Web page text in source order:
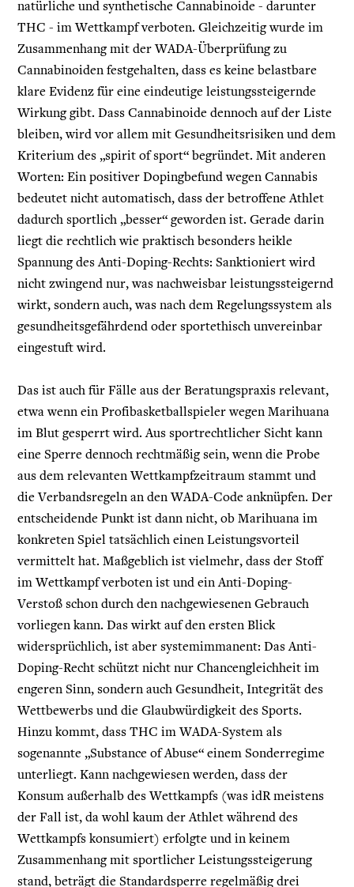
natürliche und synthetische Cannabinoide - darunter
THC - im Wettkampf verboten. Gleichzeitig wurde im
Zusammenhang mit der WADA-Überprüfung zu
Cannabinoiden festgehalten, dass es keine belastbare
klare Evidenz für eine eindeutige leistungssteigernde
Wirkung gibt. Dass Cannabinoide dennoch auf der Liste
bleiben, wird vor allem mit Gesundheitsrisiken und dem
Kriterium des „spirit of sport“ begründet. Mit anderen
Worten: Ein positiver Dopingbefund wegen Cannabis
bedeutet nicht automatisch, dass der betroffene Athlet
dadurch sportlich „besser“ geworden ist. Gerade darin
liegt die rechtlich wie praktisch besonders heikle
Spannung des Anti-Doping-Rechts: Sanktioniert wird
nicht zwingend nur, was nachweisbar leistungssteigernd
wirkt, sondern auch, was nach dem Regelungssystem als
gesundheitsgefährdend oder sportethisch unvereinbar
eingestuft wird.
Das ist auch für Fälle aus der Beratungspraxis relevant,
etwa wenn ein Profibasketballspieler wegen Marihuana
im Blut gesperrt wird. Aus sportrechtlicher Sicht kann
eine Sperre dennoch rechtmäßig sein, wenn die Probe
aus dem relevanten Wettkampfzeitraum stammt und
die Verbandsregeln an den WADA-Code anknüpfen. Der
entscheidende Punkt ist dann nicht, ob Marihuana im
konkreten Spiel tatsächlich einen Leistungsvorteil
vermittelt hat. Maßgeblich ist vielmehr, dass der Stoff
im Wettkampf verboten ist und ein Anti-Doping-
Verstoß schon durch den nachgewiesenen Gebrauch
vorliegen kann. Das wirkt auf den ersten Blick
widersprüchlich, ist aber systemimmanent: Das Anti-
Doping-Recht schützt nicht nur Chancengleichheit im
engeren Sinn, sondern auch Gesundheit, Integrität des
Wettbewerbs und die Glaubwürdigkeit des Sports.
Hinzu kommt, dass THC im WADA-System als
sogenannte „Substance of Abuse“ einem Sonderregime
unterliegt. Kann nachgewiesen werden, dass der
Konsum außerhalb des Wettkampfs (was idR meistens
der Fall ist, da wohl kaum der Athlet während des
Wettkampfs konsumiert) erfolgte und in keinem
Zusammenhang mit sportlicher Leistungssteigerung
stand, beträgt die Standardsperre regelmäßig drei